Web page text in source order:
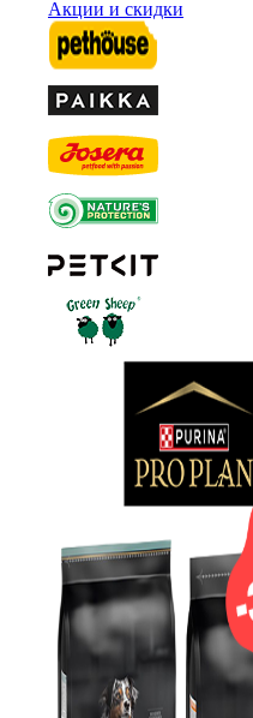
Акции и скидки